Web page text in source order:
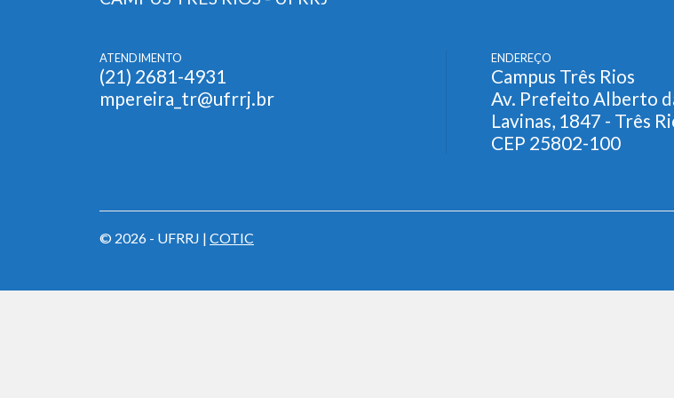
ATENDIMENTO
(21) 2681-4931
mpereira_tr@ufrrj.br
ENDEREÇO
Campus Três Rios
Av. Prefeito Alberto
Lavinas, 1847 - Três
CEP 25802-100
© 2026 - UFRRJ | COTIC